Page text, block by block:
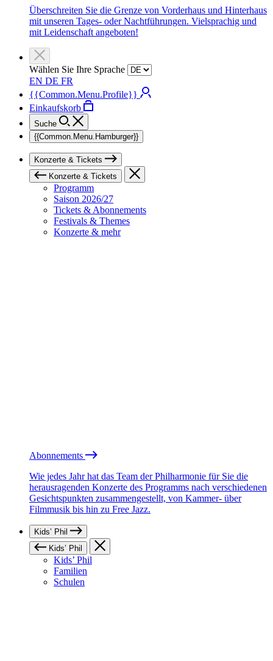
Überschreiten Sie die Grenze von Vorderhaus und Hinterhaus
mit unseren Tages- oder Nachtführungen. Vielsprachig und
mit Leidenschaft angeboten!
Wählen Sie Ihre Sprache
EN DE FR
{{Common.Menu.Profile}}
Einkaufskorb
Suche
{{Common.Menu.Hamburger}}
Konzerte & Tickets
Konzerte & Tickets
Programm
Saison 2026/27
Tickets & Abonnements
Festivals & Themes
Konzerte & mehr
Abonnements
Wie jedes Jahr hat das Team der Philharmonie für Sie die
herausragenden Konzerte des Programms nach verschiedenen
Gesichtspunkten zusammengestellt, von Kammer- über
Filmmusik bis hin zu Free Jazz.
Kids’ Phil
Kids’ Phil
Kids’ Phil
Familien
Schulen